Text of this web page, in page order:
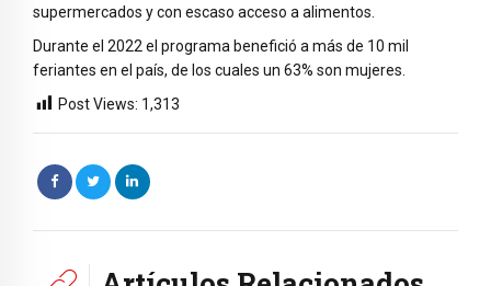
supermercados y con escaso acceso a alimentos.
Durante el 2022 el programa benefició a más de 10 mil
feriantes en el país, de los cuales un 63% son mujeres.
Post Views: 1,313